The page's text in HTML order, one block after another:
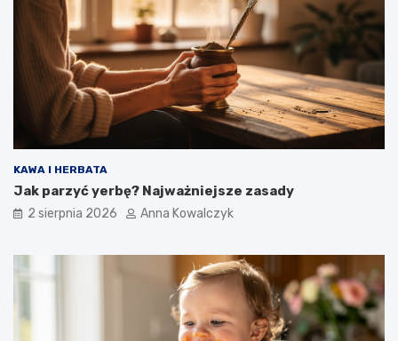
KAWA I HERBATA
Jak parzyć yerbę? Najważniejsze zasady
2 sierpnia 2026 Anna Kowalczyk